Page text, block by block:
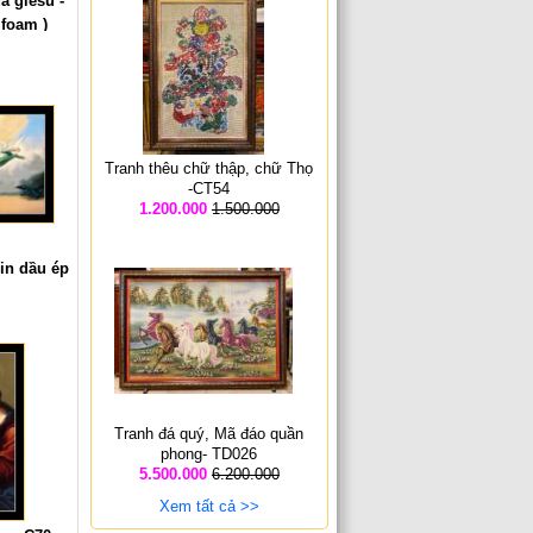
)
dầu ép
Tranh thêu chữ thập, chữ Thọ
-CT54
1.200.000 1.500.000
Tranh đá quý, Mã đáo quần
phong- TD026
5.500.000 6.200.000
Xem tất cả >>